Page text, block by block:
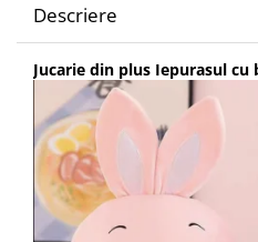
Descriere
Jucarie din plus Iepurasul cu